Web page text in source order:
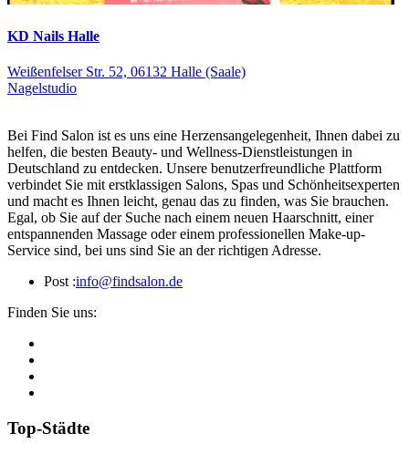
KD Nails Halle
Weißenfelser Str. 52, 06132 Halle (Saale)
Nagelstudio
Bei Find Salon ist es uns eine Herzensangelegenheit, Ihnen dabei zu
helfen, die besten Beauty- und Wellness-Dienstleistungen in
Deutschland zu entdecken. Unsere benutzerfreundliche Plattform
verbindet Sie mit erstklassigen Salons, Spas und Schönheitsexperten
und macht es Ihnen leicht, genau das zu finden, was Sie brauchen.
Egal, ob Sie auf der Suche nach einem neuen Haarschnitt, einer
entspannenden Massage oder einem professionellen Make-up-
Service sind, bei uns sind Sie an der richtigen Adresse.
Post :info@findsalon.de
Finden Sie uns:
Top-Städte